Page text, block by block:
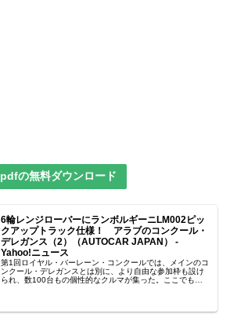
の無料ダウンロード
6輪レンジローバーにランボルギーニLM002ピッ
クアップトラック仕様！ アラブのコンクール・
デレガンス（2）（AUTOCAR JAPAN） -
Yahoo!ニュース
第1回ロイヤル・バーレーン・コンクールでは、メインのコ
ンクール・デレガンスとは別に、より自由な参加枠も設け
られ、数100台もの個性的なクルマが集った。ここでも、3